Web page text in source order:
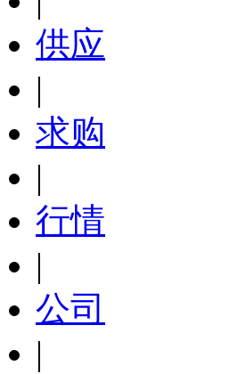
供应
|
求购
|
行情
|
公司
|